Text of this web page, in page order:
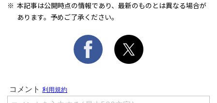
本記事は公開時点の情報であり、最新のものとは異なる場合が
あります。予めご了承ください。